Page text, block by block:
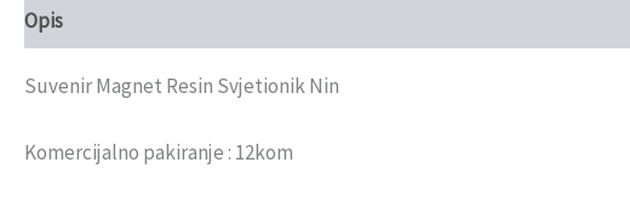
Opis
Suvenir Magnet Resin Svjetionik Nin
Komercijalno pakiranje : 12kom